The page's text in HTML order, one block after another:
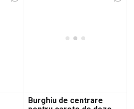
Burghiu de centrare